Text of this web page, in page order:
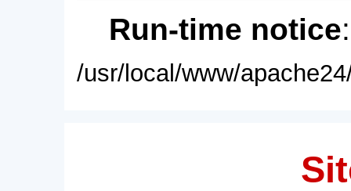
Run-time notice
/usr/local/www/